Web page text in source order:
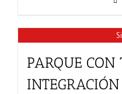
PARQUE CON